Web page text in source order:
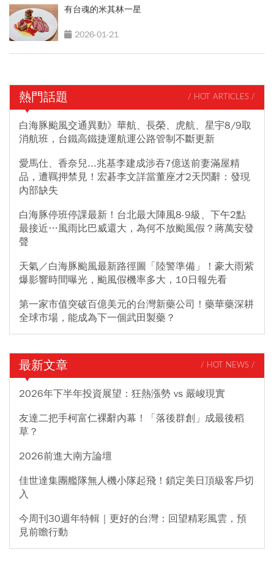
有台魂的米其林一星
2026-01-21
熱門話題 / HOT ARTICLES /
白海豚颱風交通異動》華航、長榮、虎航、星宇8/9取
消航班，台鐵高鐵捷運航運公路管制不斷更新
愛馬仕、香奈兒...兆基李建成涉吞7億送前妻滿屋精
品，遭羈押禁見！宏碁李文詳當董座才2天閃辭：發現
內部缺失
白海豚停班停課最新！台北最大陣風8-9級、下午2點
最接近…風雨比巴威還大，為何不放颱風假？蔣萬安發
聲
天氣／白海豚颱風最新路徑圖「陸警準備」！豪大雨紫
爆影響時間曝光，颱風假機率多大，10日報先看
第一家市值突破百億美元的台灣新藥公司！藥華藥深耕
全球市場，能成為下一個武田製藥？
最新文章 / HOT NEWS /
2026年下半年投資展望：狂熱漲勢 vs 嚴峻現實
友達二把手柯富仁裸辭內幕！「落後群創」成最後稻
草？
2026前進大南方論壇
佳世達集團艦隊無人機小隊起飛！鎖定美日頂級客戶切
入
今周刊30週年特輯｜更好的台灣：回望精彩風雲，預
見前瞻行動